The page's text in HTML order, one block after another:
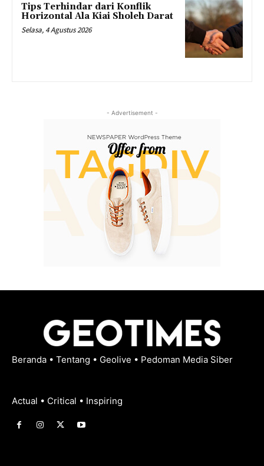
Tips Terhindar dari Konflik
Horizontal Ala Kiai Sholeh Darat
Selasa, 4 Agustus 2026
- Advertisement -
Beranda • Tentang • Geolive • Pedoman Media Siber
Actual • Critical • Inspiring